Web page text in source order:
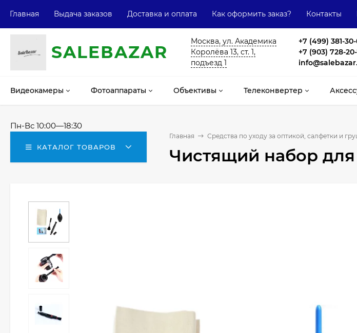
Главная Выдача заказов Доставка и оплата Как оформить заказ? Контакты
SALEВAZAR
Москва, ул. Академика
Королёва 13, ст. 1,
подъезд 1
+7 (499) 381-
+7 (903) 728-
Видеокамеры Фотоаппараты Объективы Телеконвертер
Пн-Вс 10:00—18:30
КАТАЛОГ ТОВАРОВ
Главная Средства по уходу за оптикой, салфетки и
Чистящий набор для